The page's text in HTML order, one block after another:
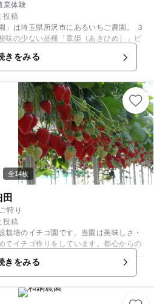
業体験
投稿
」は埼玉県所沢市にあるいちご農園。 ３
味の少ない品種「章姫（あきひめ）」ビ
、コクのある「紅ほっぺ（べにほっ
いちご狩りは3
ごの摘み取りも楽々です。いちごと相
されているので、そのままで食べるも良
家族でのんびりと収穫体験を楽しめま
1月中旬～5月下旬
きをみる
全14枚
狩り
投稿
栽培のイチゴ園です。当園は美味しさ・
てイチゴ作りをしています。都心からの
号（上尾道路）から広い道で来園できま
験より、大変好評いただいているフル
まで販売します。（要予約） お知ら
ジナル品種、あま
きをみる